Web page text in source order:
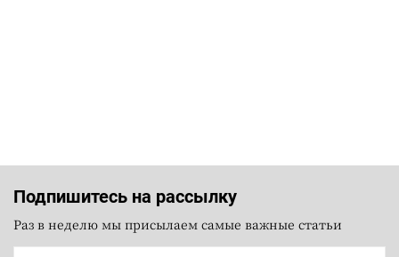
Подпишитесь на рассылку
Раз в неделю мы присылаем самые важные статьи